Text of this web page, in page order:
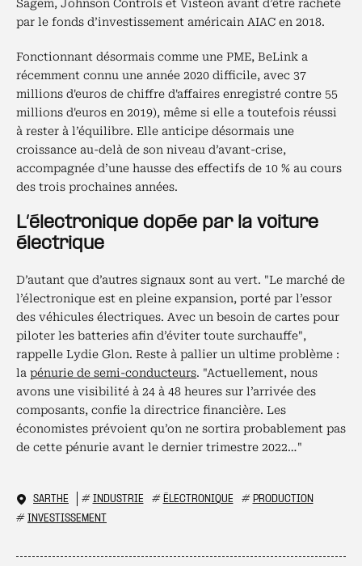
Sagem, Johnson Controls et Visteon avant d’être racheté
par le fonds d’investissement américain AIAC en 2018.
Fonctionnant désormais comme une PME, BeLink a
récemment connu une année 2020 difficile, avec 37
millions d'euros de chiffre d'affaires enregistré contre 55
millions d'euros en 2019), même si elle a toutefois réussi
à rester à l’équilibre. Elle anticipe désormais une
croissance au-delà de son niveau d’avant-crise,
accompagnée d’une hausse des effectifs de 10 % au cours
des trois prochaines années.
L’électronique dopée par la voiture
électrique
D’autant que d’autres signaux sont au vert. "Le marché de
l’électronique est en pleine expansion, porté par l’essor
des véhicules électriques. Avec un besoin de cartes pour
piloter les batteries afin d’éviter toute surchauffe",
rappelle Lydie Glon. Reste à pallier un ultime problème :
la pénurie de semi-conducteurs. "Actuellement, nous
avons une visibilité à 24 à 48 heures sur l’arrivée des
composants, confie la directrice financière. Les
économistes prévoient qu’on ne sortira probablement pas
de cette pénurie avant le dernier trimestre 2022…"
SARTHE # INDUSTRIE # ÉLECTRONIQUE # PRODUCTION
# INVESTISSEMENT